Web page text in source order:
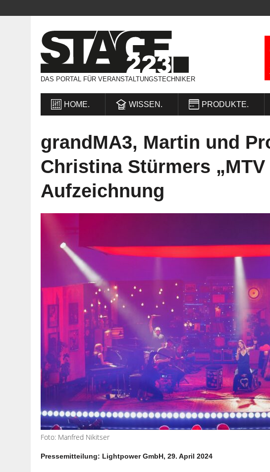
DAS PORTAL FÜR VERANSTALTUNGSTECHNIKER
HOME. WISSEN. PRODUKTE.
grandMA3, Martin und
Christina Stürmers
Aufzeichnung
Foto: Manfred Nikitser
Pressemitteilung: Lightpower GmbH, 29. April 2024